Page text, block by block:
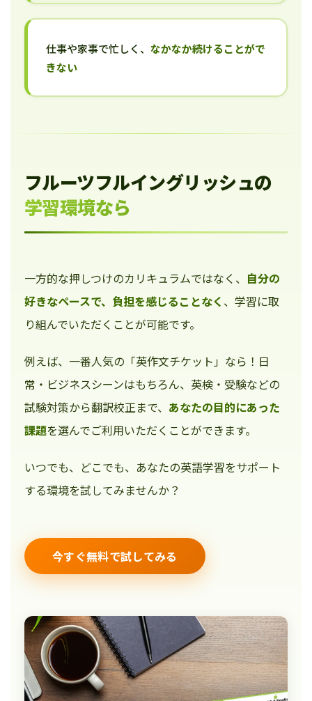
仕事や家事で忙しく、 なかなか続けることがで
きない
フルーツフルイングリッシュの
学習環境なら
一方的な押しつけのカリキュラムではなく、 自分の
好きなペースで、負担を感じることなく 、学習に取
り組んでいただくことが可能です。
例えば、一番人気の「英作文チケット」なら！日
常・ビジネスシーンはもちろん、英検・受験などの
試験対策から翻訳校正まで、 あなたの目的にあった
課題を選んでご利用いただくことができます。
いつでも、どこでも、あなたの英語学習をサポート
する環境を試してみませんか？
今すぐ無料で試してみる